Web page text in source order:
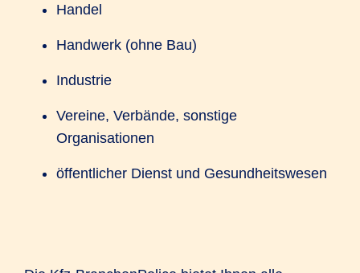
Handel
Handwerk (ohne Bau)
Industrie
Vereine, Verbände, sonstige
Organisationen
öffentlicher Dienst und Gesundheitswesen